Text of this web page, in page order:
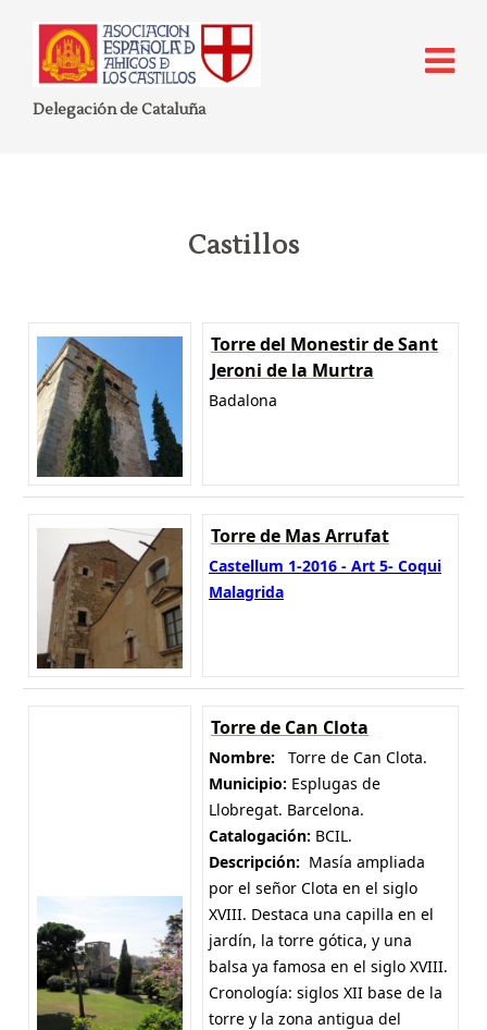
Delegación de Cataluña
Castillos
Torre del Monestir de Sant
Jeroni de la Murtra
Badalona
Torre de Mas Arrufat
Castellum 1-2016 - Art 5- Coqui
Malagrida
Torre de Can Clota
Nombre:
Torre de Can Clota.
Municipio: Esplugas de
Llobregat. Barcelona.
Catalogación: BCIL.
Descripción: Masía ampliada
por el señor Clota en el siglo
XVIII. Destaca una capilla en el
jardín, la torre gótica, y una
balsa ya famosa en el siglo XVIII.
Cronología: siglos XII base de la
torre y la zona antigua del